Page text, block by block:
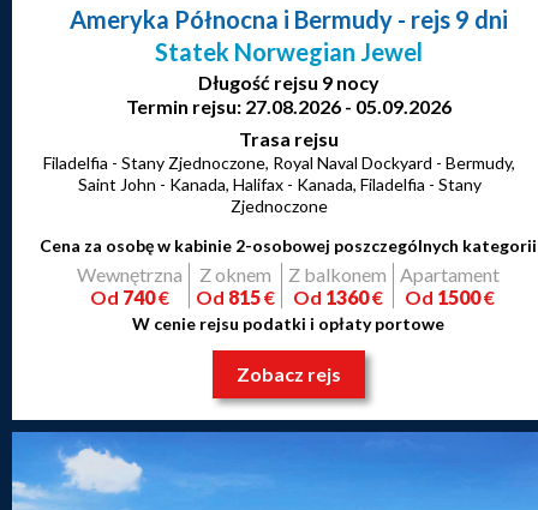
Ameryka Północna i Bermudy- rejs 9 dni
Statek Norwegian Jewel
Długość rejsu 9 nocy
Termin rejsu: 27.08.2026 - 05.09.2026
Trasa rejsu
Filadelfia - Stany Zjednoczone, Royal Naval Dockyard - Bermudy,
Saint John - Kanada, Halifax - Kanada, Filadelfia - Stany
Zjednoczone
Cena za osobę w kabinie 2-osobowej poszczególnych kategorii
Wewnętrzna
Od 740€
Z oknem
Od 815€
Z balkonem
Od 1360€
Apartament
Od 1500€
W cenie rejsu podatki i opłaty portowe
Zobacz rejs